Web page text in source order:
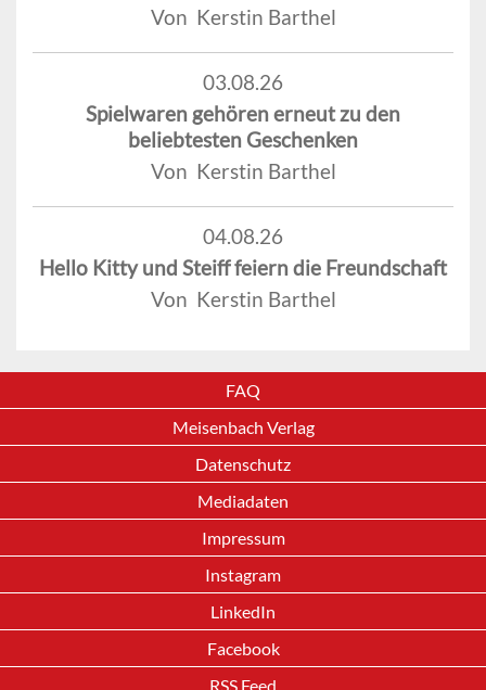
Von Kerstin Barthel
03.08.26
Spielwaren gehören erneut zu den
beliebtesten Geschenken
Von Kerstin Barthel
04.08.26
Hello Kitty und Steiff feiern die Freundschaft
Von Kerstin Barthel
FAQ
Meisenbach Verlag
Datenschutz
Mediadaten
Impressum
Instagram
LinkedIn
Facebook
RSS Feed